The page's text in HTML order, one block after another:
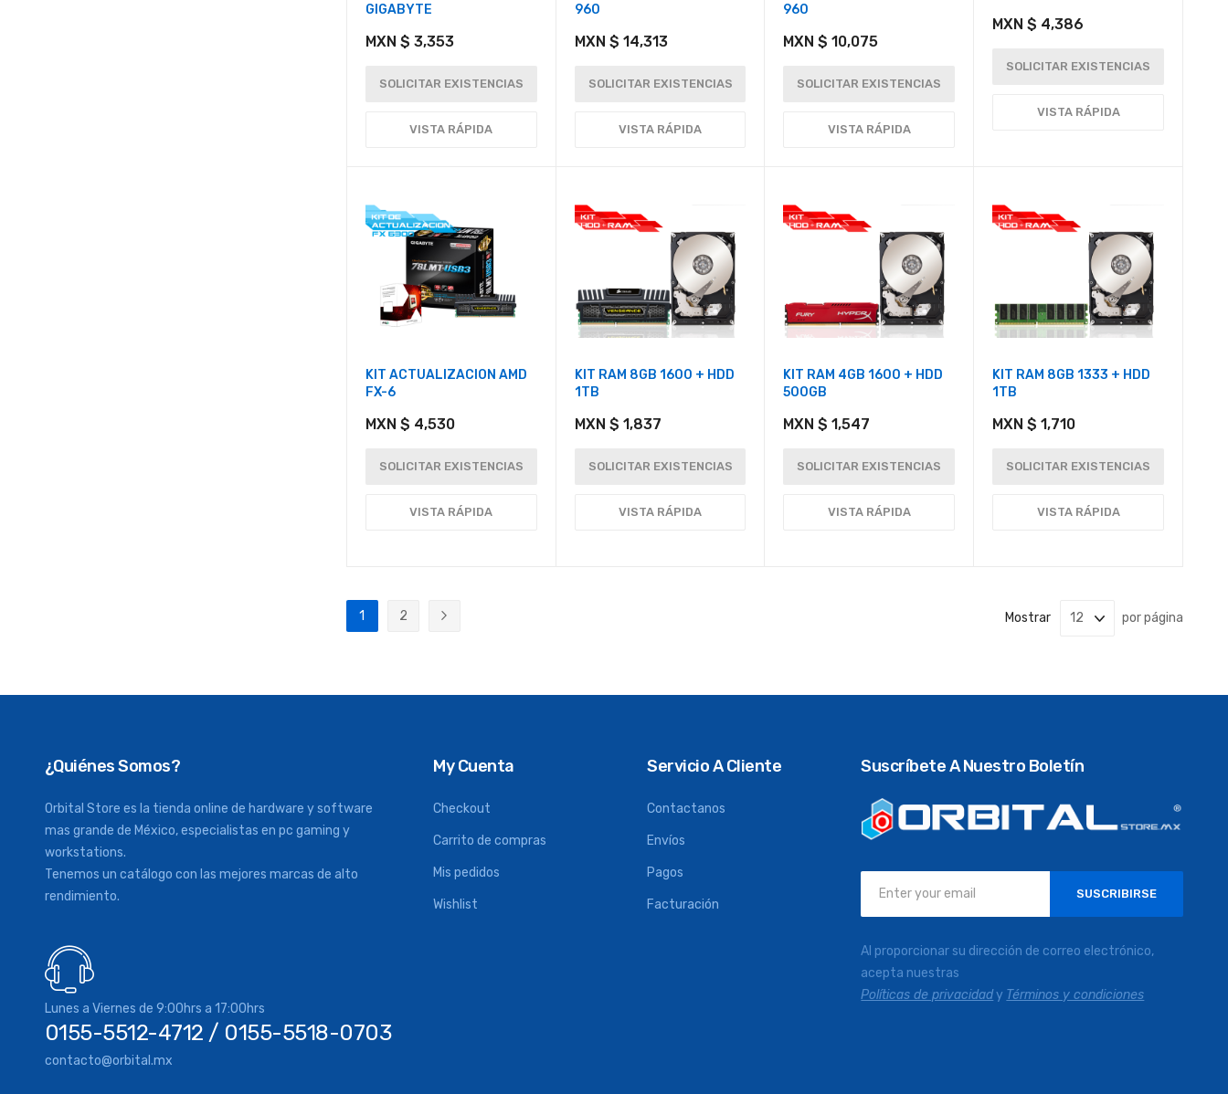
GIGABYTE
MXN $ 3,353
SOLICITAR EXISTENCIAS
VISTA RÁPIDA
960
MXN $ 14,313
SOLICITAR EXISTENCIAS
VISTA RÁPIDA
960
MXN $ 10,075
SOLICITAR EXISTENCIAS
VISTA RÁPIDA
MXN $ 4,386
SOLICITAR EXISTENCIAS
VISTA RÁPIDA
KIT ACTUALIZACION AMD
FX-6
MXN $ 4,530
SOLICITAR EXISTENCIAS
VISTA RÁPIDA
KIT RAM 8GB 1600 + HDD
1TB
MXN $ 1,837
SOLICITAR EXISTENCIAS
VISTA RÁPIDA
KIT RAM 4GB 1600 + HDD
500GB
MXN $ 1,547
SOLICITAR EXISTENCIAS
VISTA RÁPIDA
KIT RAM 8GB 1333 + HDD
1TB
MXN $ 1,710
SOLICITAR EXISTENCIAS
VISTA RÁPIDA
Página
Actualmente estás leyendo página
1
2
Mostrar por página
¿Quiénes Somos?
Orbital Store es la tienda online de hardware y software
mas grande de México, especialistas en pc gaming y
workstations.
Tenemos un catálogo con las mejores marcas de alto
rendimiento.
Lunes a Viernes de 9:00hrs a 17:00hrs
0155-5512-4712 / 0155-5518-0703
contacto@orbital.mx
My Cuenta
Checkout
Carrito de compras
Mis pedidos
Wishlist
Servicio A Cliente
Contactanos
Envíos
Pagos
Facturación
Suscríbete A Nuestro Boletín
boletín
de
noticias:
SUSCRIBIRSE
Al proporcionar su dirección de correo electrónico,
acepta nuestras
Políticas de privacidady Términos y condiciones